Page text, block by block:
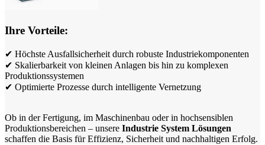
Ihre Vorteile:
✔ Höchste Ausfallsicherheit durch robuste Industriekomponenten
✔ Skalierbarkeit von kleinen Anlagen bis hin zu komplexen
Produktionssystemen
✔ Optimierte Prozesse durch intelligente Vernetzung
Ob in der Fertigung, im Maschinenbau oder in hochsensiblen
Produktionsbereichen – unsere Industrie System Lösungen
schaffen die Basis für Effizienz, Sicherheit und nachhaltigen Erfolg.